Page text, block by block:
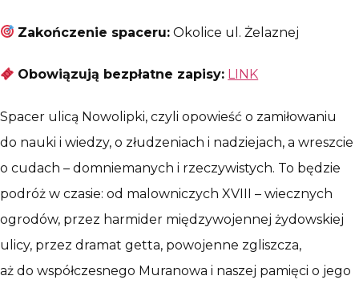
Zakończenie spaceru: Okolice ul. Żelaznej
Obowiązują bezpłatne zapisy: LINK
Spacer ulicą Nowolipki, czyli opowieść o zamiłowaniu
do nauki i wiedzy, o złudzeniach i nadziejach, a wreszcie
o cudach – domniemanych i rzeczywistych. To będzie
podróż w czasie: od malowniczych XVIII – wiecznych
ogrodów, przez harmider międzywojennej żydowskiej
ulicy, przez dramat getta, powojenne zgliszcza,
aż do współczesnego Muranowa i naszej pamięci o jego